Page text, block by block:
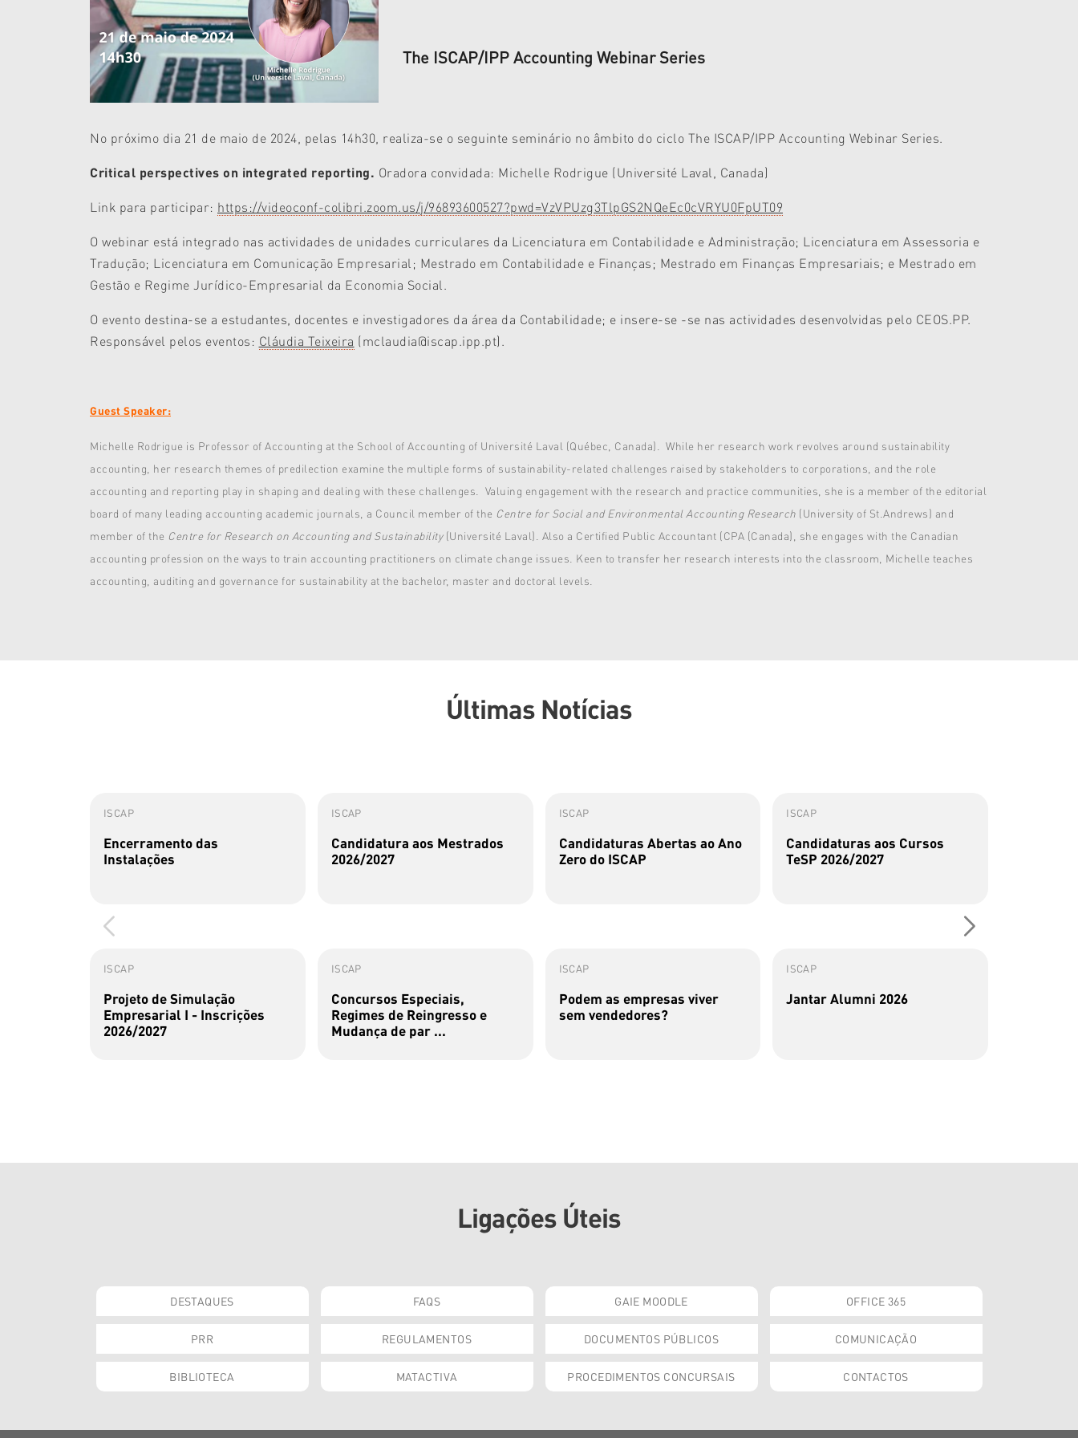
The ISCAP/IPP Accounting Webinar Series
No próximo dia 21 de maio de 2024, pelas 14h30, realiza-se o seguinte seminário no âmbito do ciclo The ISCAP/IPP Accounting Webinar Series.
Critical perspectives on integrated reporting. Oradora convidada: Michelle Rodrigue (Université Laval, Canada)
Link para participar: https://videoconf-colibri.zoom.us/j/96893600527?pwd=VzVPUzg3TlpGS2NQeEc0cVRYU0FpUT09
O webinar está integrado nas actividades de unidades curriculares da Licenciatura em Contabilidade e Administração; Licenciatura em Assessoria e
Tradução; Licenciatura em Comunicação Empresarial; Mestrado em Contabilidade e Finanças; Mestrado em Finanças Empresariais; e Mestrado em
Gestão e Regime Jurídico-Empresarial da Economia Social.
O evento destina-se a estudantes, docentes e investigadores da área da Contabilidade; e insere-se -se nas actividades desenvolvidas pelo CEOS.PP.
Responsável pelos eventos: Cláudia Teixeira (mclaudia@iscap.ipp.pt).
Guest Speaker:
Michelle Rodrigue is Professor of Accounting at the School of Accounting of Université Laval (Québec, Canada). While her research work revolves around sustainability
accounting, her research themes of predilection examine the multiple forms of sustainability-related challenges raised by stakeholders to corporations, and the role
accounting and reporting play in shaping and dealing with these challenges. Valuing engagement with the research and practice communities, she is a member of the editorial
board of many leading accounting academic journals, a Council member of the Centre for Social and Environmental Accounting Research (University of St.Andrews) and
member of the Centre for Research on Accounting and Sustainability(Université Laval). Also a Certified Public Accountant (CPA (Canada), she engages with the Canadian
accounting profession on the ways to train accounting practitioners on climate change issues. Keen to transfer her research interests into the classroom, Michelle teaches
accounting, auditing and governance for sustainability at the bachelor, master and doctoral levels.
Últimas Notícias
ISCAP
Encerramento das
Instalações
ISCAP
Candidatura aos Mestrados
2026/2027
ISCAP
Candidaturas Abertas ao Ano
Zero do ISCAP
ISCAP
Candidaturas aos Cursos
TeSP 2026/2027
ISCAP
Projeto de Simulação
Empresarial I - Inscrições
2026/2027
ISCAP
Concursos Especiais,
Regimes de Reingresso e
Mudança de par ...
ISCAP
Podem as empresas viver
sem vendedores?
ISCAP
Jantar Alumni 2026
Ligações Úteis
DESTAQUES FAQS GAIE MOODLE OFFICE 365
PRR REGULAMENTOS DOCUMENTOS PÚBLICOS COMUNICAÇÃO
BIBLIOTECA MATACTIVA PROCEDIMENTOS CONCURSAIS CONTACTOS